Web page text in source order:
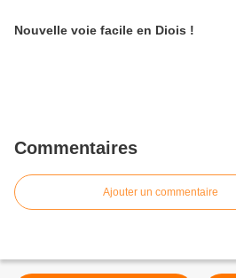
Nouvelle voie facile en Diois !
Commentaires
Ajouter un commentaire